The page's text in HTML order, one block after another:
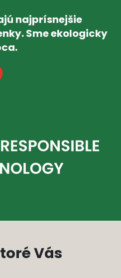
najprísnejšie
Sme ekologicky
Vás